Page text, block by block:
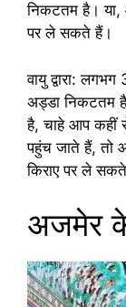
निकटतम है। या,
पर ले सकते हैं।
वायु द्वारा:
अड्डा निकटतम
है, चाहे आप कहीं
पहुंच जाते हैं, तो
किराए पर ले
अजमेर